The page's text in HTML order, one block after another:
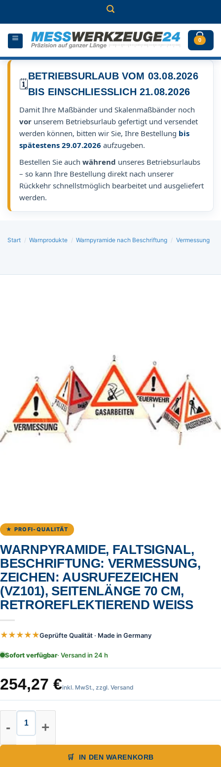
0
🗓️
BETRIEBSURLAUB VOM 03.08.2026
BIS EINSCHLIESSLICH 21.08.2026
Damit Ihre Maßbänder und Skalenmaßbänder noch
vor unserem Betriebsurlaub gefertigt und versendet
werden können, bitten wir Sie, Ihre Bestellung bis
spätestens 29.07.2026 aufzugeben.
Bestellen Sie auch während unseres Betriebsurlaubs
– so kann Ihre Bestellung direkt nach unserer
Rückkehr schnellstmöglich bearbeitet und ausgeliefert
werden.
Start / Warnprodukte / Warnpyramide nach Beschriftung / Vermessung
★ PROFI-QUALITÄT
WARNPYRAMIDE, FALTSIGNAL,
BESCHRIFTUNG: VERMESSUNG,
ZEICHEN: AUSRUFEZEICHEN
(VZ101), SEITENLÄNGE 70 CM,
RETROREFLEKTIEREND WEISS
★★★★★Geprüfte Qualität · Made in Germany
Sofort verfügbar· Versand in 24 h
254,27 €inkl. MwSt., zzgl. Versand
Warnpyramide, Faltsignal,
IN DEN WARENKORB